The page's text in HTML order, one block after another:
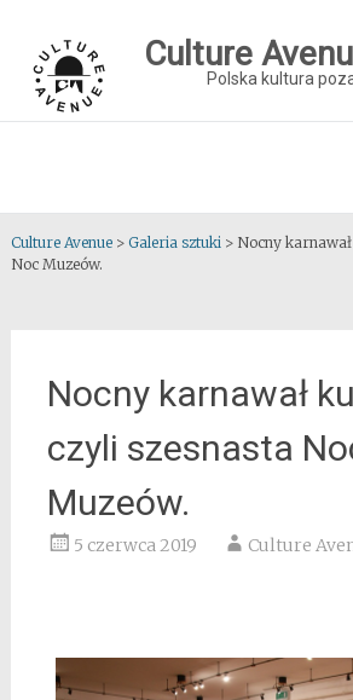
content
Culture
Polska kultura
Culture Avenue> Galeria sztuki> Nocny
Noc Muzeów.
Nocny karnawał
czyli szesnasta
Muzeów.
5 czerwca 2019 Culture